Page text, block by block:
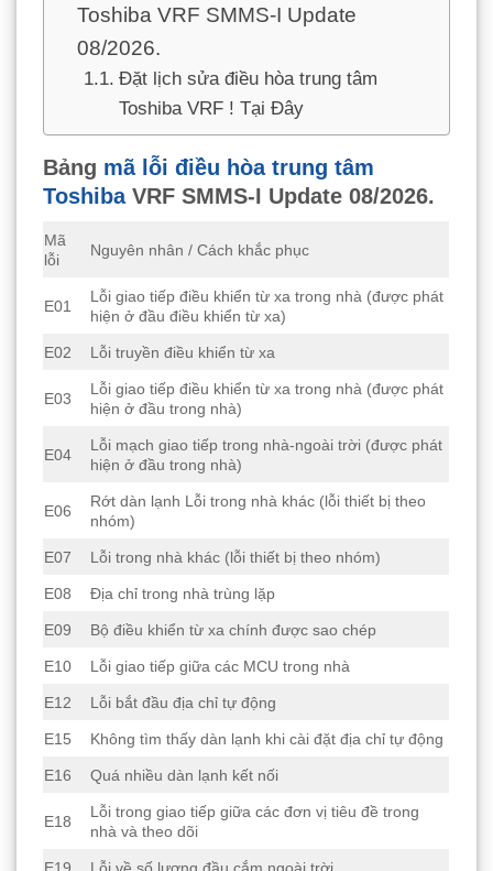
Toshiba VRF SMMS-I Update
08/2026.
Đặt lịch sửa điều hòa trung tâm
Toshiba VRF ! Tại Đây
Bảng mã lỗi điều hòa trung tâm
ToshibaVRF SMMS-I Update 08/2026.
Mã
lỗi
Nguyên nhân / Cách khắc phục
E01
Lỗi giao tiếp điều khiển từ xa trong nhà (được phát
hiện ở đầu điều khiển từ xa)
E02 Lỗi truyền điều khiển từ xa
E03
Lỗi giao tiếp điều khiển từ xa trong nhà (được phát
hiện ở đầu trong nhà)
E04
Lỗi mạch giao tiếp trong nhà-ngoài trời (được phát
hiện ở đầu trong nhà)
E06
Rớt dàn lạnh Lỗi trong nhà khác (lỗi thiết bị theo
nhóm)
E07 Lỗi trong nhà khác (lỗi thiết bị theo nhóm)
E08 Địa chỉ trong nhà trùng lặp
E09 Bộ điều khiển từ xa chính được sao chép
E10 Lỗi giao tiếp giữa các MCU trong nhà
E12 Lỗi bắt đầu địa chỉ tự động
E15 Không tìm thấy dàn lạnh khi cài đặt địa chỉ tự động
E16 Quá nhiều dàn lạnh kết nối
E18
Lỗi trong giao tiếp giữa các đơn vị tiêu đề trong
nhà và theo dõi
E19 Lỗi về số lượng đầu cắm ngoài trời